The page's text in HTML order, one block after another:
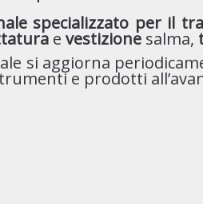
specializzato per il
e vestizione salma,
si aggiorna
e prodotti